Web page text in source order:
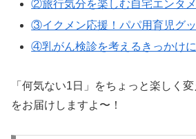
②旅行気分を楽しむ自宅エンタ
③イクメン応援！パパ用育児グ
④乳がん検診を考えるきっかけ
「何気ない1日」をちょっと楽しく
をお届けしますよ〜！